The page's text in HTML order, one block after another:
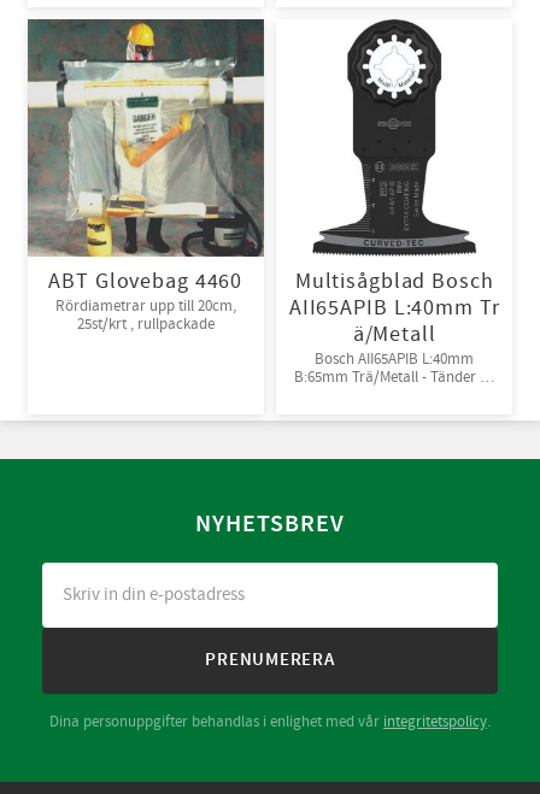
ABT Glovebag 4460
Rördiametrar upp till 20cm,
25st/krt , rullpackade
Multisågblad Bosch
AII65APIB L:40mm Tr
ä/Metall
Bosch AII65APIB L:40mm
B:65mm Trä/Metall - Tänder av
NYHETSBREV
PRENUMERERA
Dina personuppgifter behandlas i enlighet med vår integritetspolicy.